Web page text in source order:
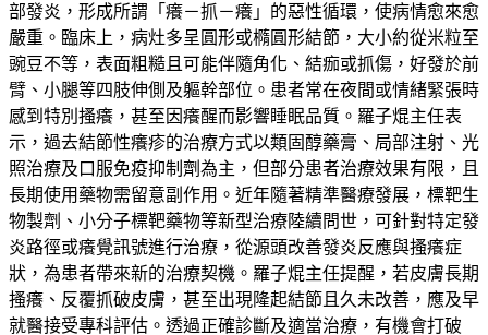
部發炎，形成所謂「癢－抓－癢」的惡性循環，使病情愈來愈
嚴重。臨床上，病灶多呈圓形或橢圓形結節，大小約從米粒至
豌豆不等，表面粗糙且可能伴隨角化、結痂或抓傷，好發於前
臂、小腿等四肢伸側及軀幹部位。患者常在夜間或情緒緊張時
感到特別搔癢，甚至因癢醒而影響睡眠品質。羅子焜主任表
示，過去結節性癢疹的治療方式以類固醇藥膏、局部注射、光
照治療及口服免疫抑制劑為主，但部分患者治療效果有限，且
長期使用藥物需留意副作用。近年隨著精準醫療發展，標靶生
物製劑、小分子標靶藥物等新型治療陸續問世，可針對特定發
炎路徑或癢覺訊號進行治療，從源頭改善發炎反應與搔癢症
狀，為患者帶來新的治療契機。羅子焜主任提醒，若皮膚長期
搔癢、反覆抓破皮膚，甚至出現隆起結節且久未改善，應及早
就醫接受專科評估。透過正確診斷及適當治療，有機會打破